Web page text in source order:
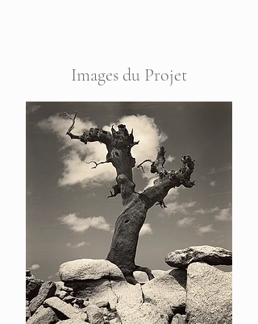
Images du Projet